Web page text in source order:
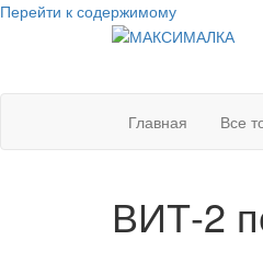
Перейти к содержимому
Главная Все
ВИТ-2